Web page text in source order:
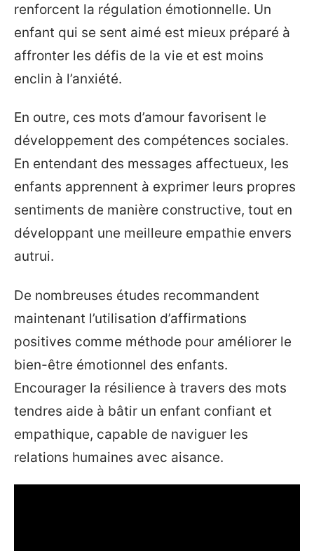
renforcent la régulation émotionnelle. Un
enfant qui se sent aimé est mieux préparé à
affronter les défis de la vie et est moins
enclin à l’anxiété.
En outre, ces mots d’amour favorisent le
développement des compétences sociales.
En entendant des messages affectueux, les
enfants apprennent à exprimer leurs propres
sentiments de manière constructive, tout en
développant une meilleure empathie envers
autrui.
De nombreuses études recommandent
maintenant l’utilisation d’affirmations
positives comme méthode pour améliorer le
bien-être émotionnel des enfants.
Encourager la résilience à travers des mots
tendres aide à bâtir un enfant confiant et
empathique, capable de naviguer les
relations humaines avec aisance.